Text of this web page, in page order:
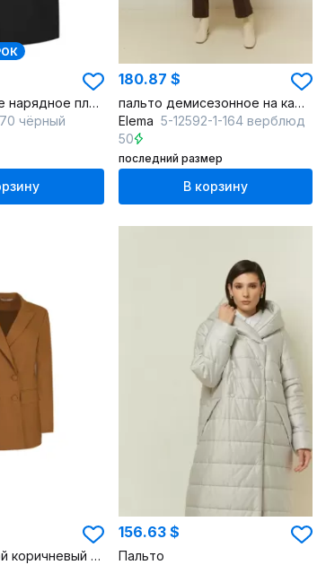
Демисезонное нарядное платье из текстиля с классическим дизайном
чёрный
180.87 $
пальто демисезонное на каждый день из плащёвой ткани
Elema 5-12592-1-164 верблюд
50
последний размер
В корзину
Жакет деловой коричневый из текстиля
156.63 $
Пальто